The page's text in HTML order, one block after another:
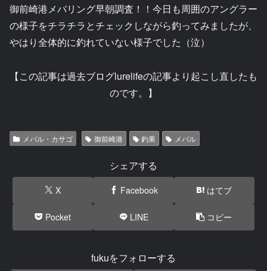
御前崎港メバリング早朝調査！！今日も周囲のアングラー
の様子をチラチラとチェックしながら釣ってみましたが、
やはり全体的に釣れていない様子でした（泣）
【この記事は過去ブログlurelifeの記事より起こし直したも
のです。】
メバル・カサゴ 御前崎港 釣果 メバル
シェアする
X Facebook はてブ
Pocket LINE コピー
fukuをフォローする